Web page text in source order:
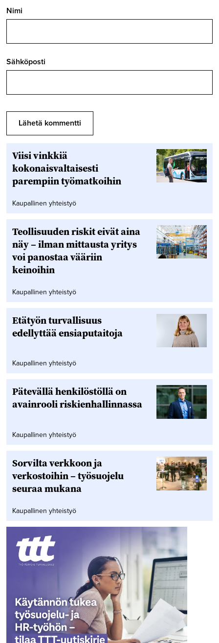
Nimi
Sähköposti
Viisi vinkkiä
kokonaisvaltaisesti
parempiin työmatkoihin
Kaupallinen yhteistyö
Teollisuuden riskit eivät aina
näy – ilman mittausta yritys
voi panostaa vääriin
keinoihin
Kaupallinen yhteistyö
Etätyön turvallisuus
edellyttää ensiaputaitoja
Kaupallinen yhteistyö
Pätevällä henkilöstöllä on
avainrooli riskienhallinnassa
Kaupallinen yhteistyö
Sorvilta verkkoon ja
verkostoihin – työsuojelu
seuraa mukana
Kaupallinen yhteistyö